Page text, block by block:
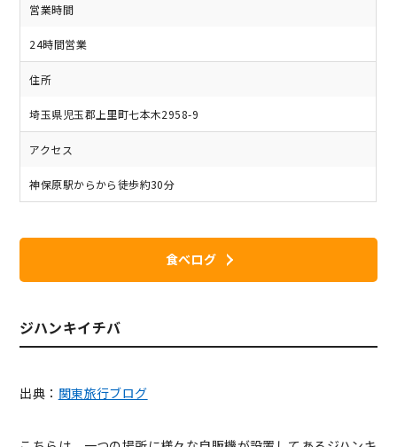
営業時間
24時間営業
住所
埼玉県児玉郡上里町七本木2958-9
アクセス
神保原駅からから徒歩約30分
食べログ
ジハンキイチバ
出典： 関東旅行ブログ